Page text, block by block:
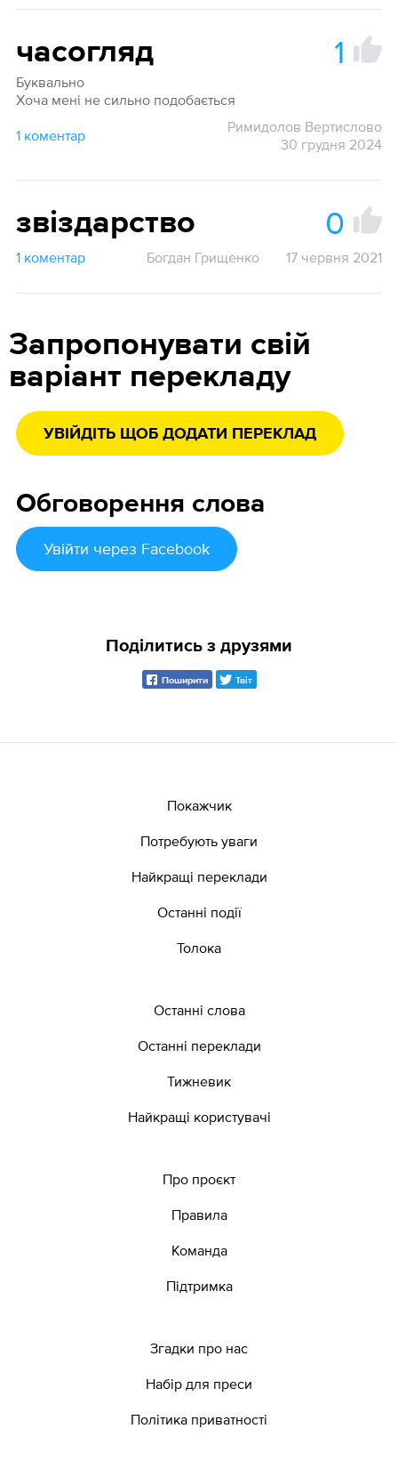
часогляд 1
Буквально
Хоча мені не сильно подобається
1 коментар
Римидолов Вертислово
30 грудня 2024
звіздарство 0
1 коментар Богдан Грищенко 17 червня 2021
Запропонувати свій
варіант перекладу
УВІЙДІТЬ ЩОБ ДОДАТИ ПЕРЕКЛАД
Обговорення слова
Увійти через Facebook
Поділитись з друзями
Поширити Твіт
Покажчик
Потребують уваги
Найкращі переклади
Останні події
Толока
Останні слова
Останні переклади
Тижневик
Найкращі користувачі
Про проєкт
Правила
Команда
Підтримка
Згадки про нас
Набір для преси
Політика приватності